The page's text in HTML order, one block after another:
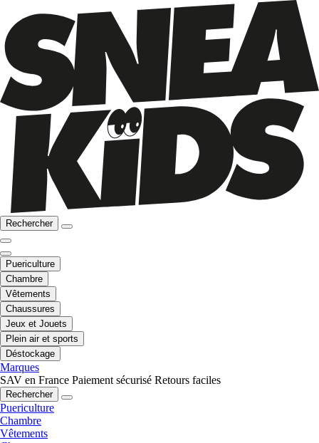
Rechercher
Puericulture
Chambre
Vêtements
Chaussures
Jeux et Jouets
Plein air et sports
Déstockage
Marques
SAV en France Paiement sécurisé Retours faciles
Rechercher
Puericulture
Chambre
Vêtements